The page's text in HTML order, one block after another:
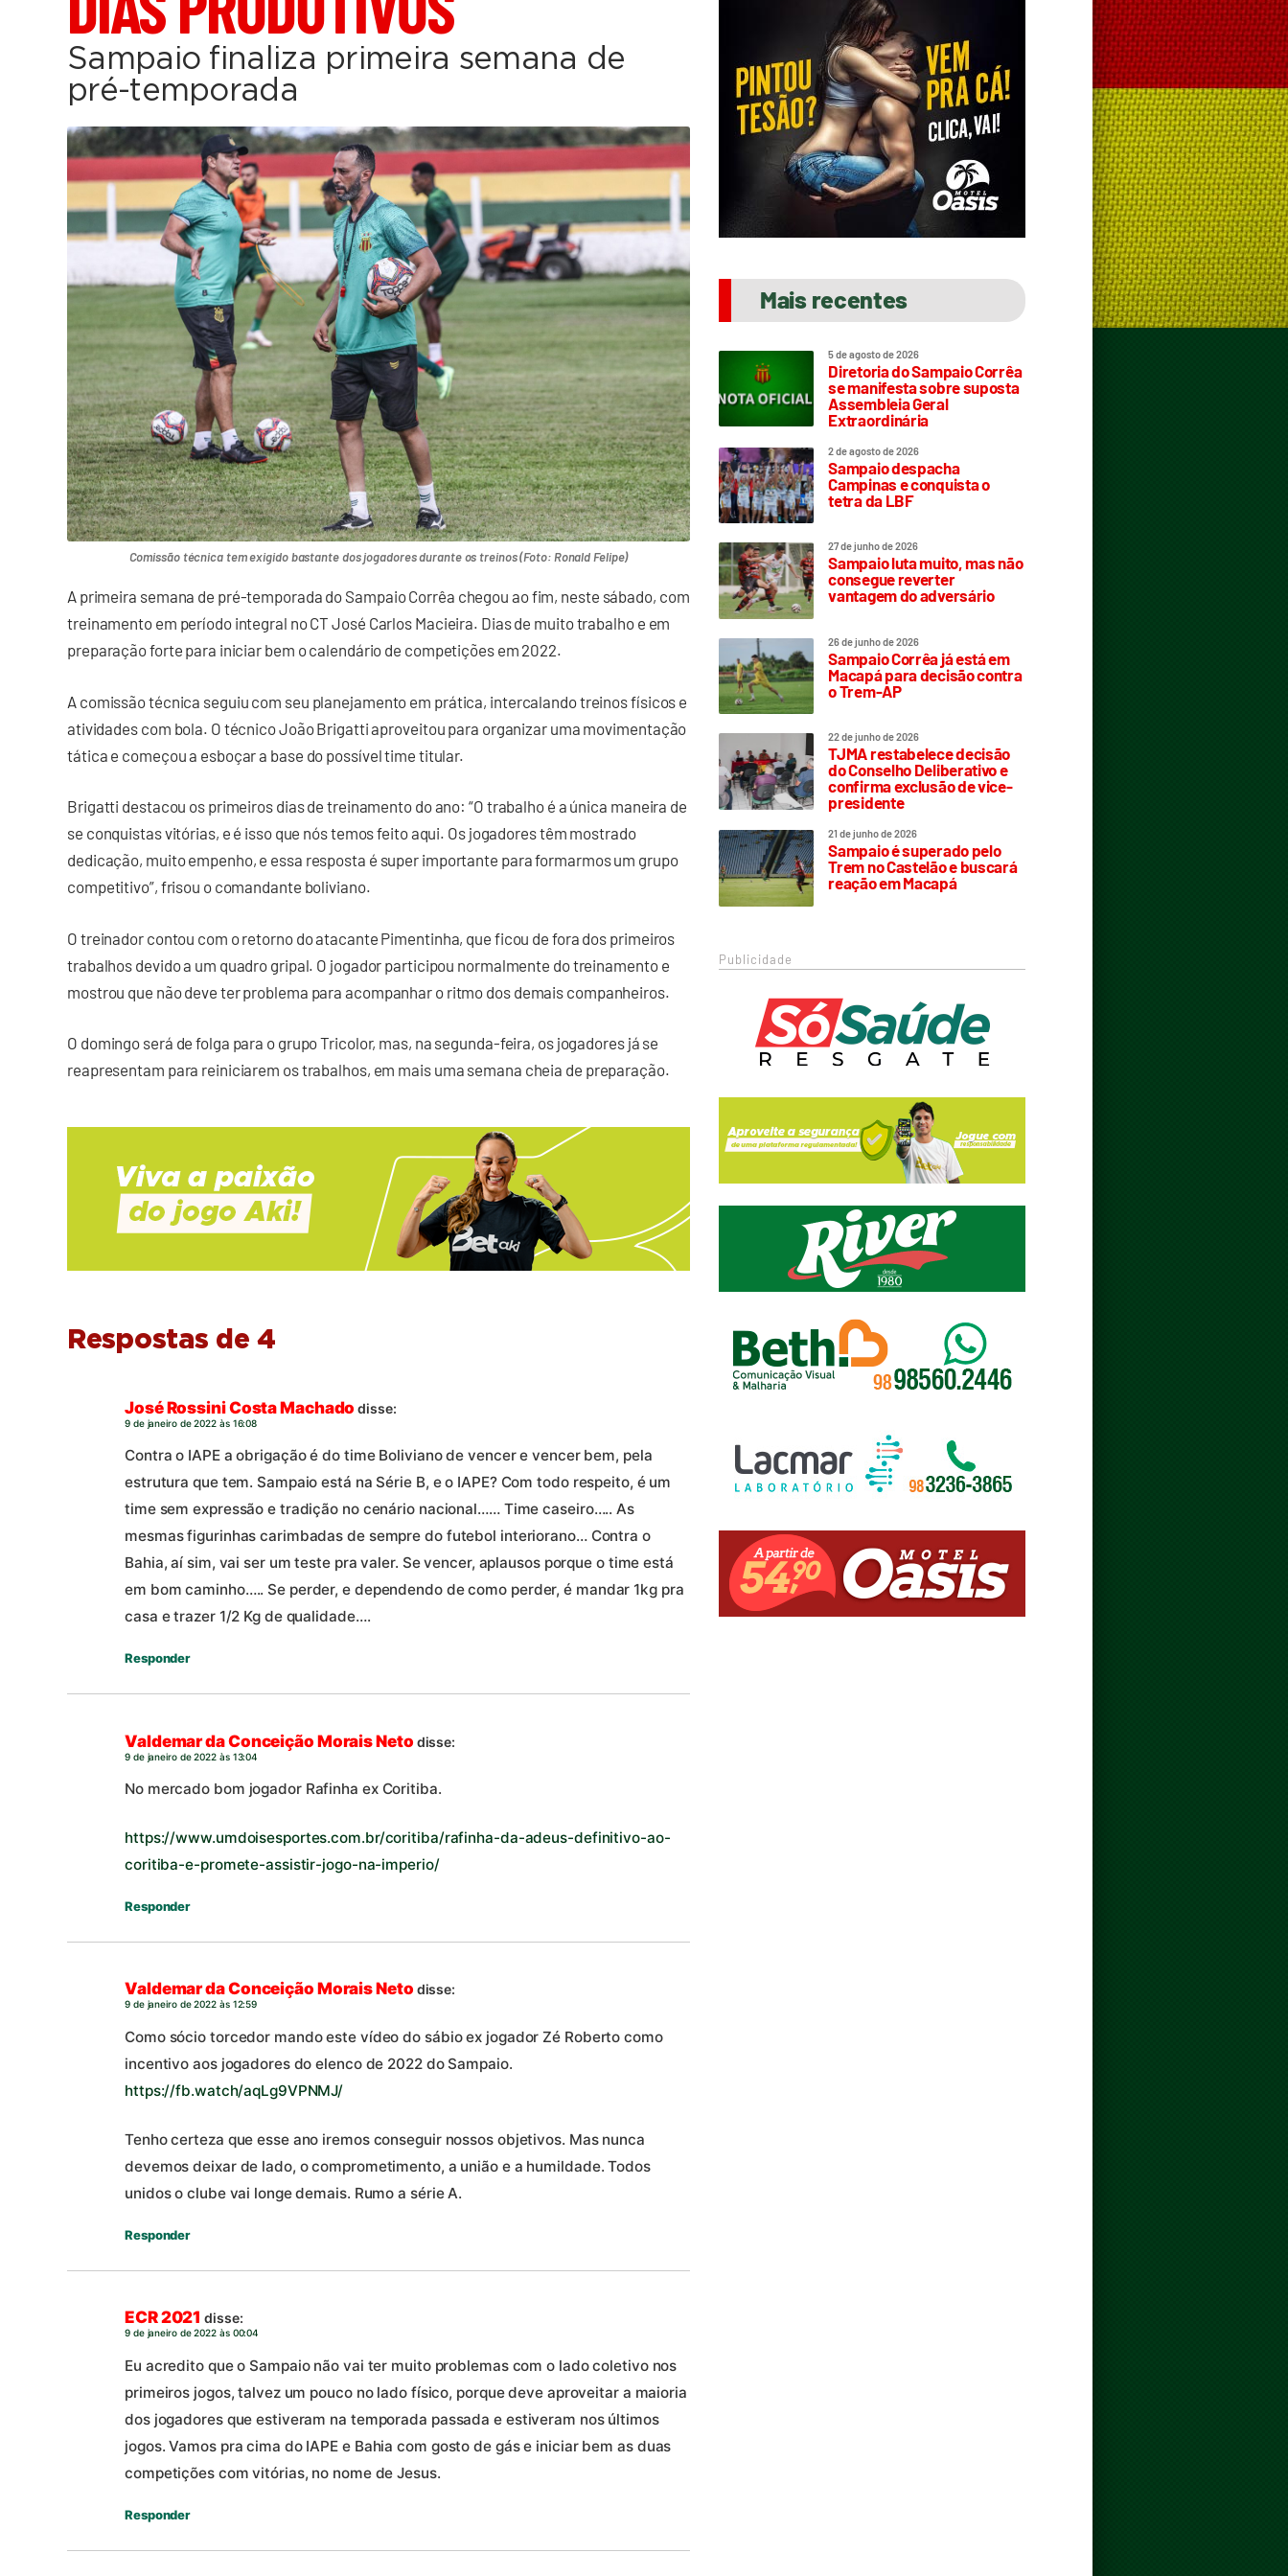
Sampaio finaliza primeira semana de
pré-temporada
Comissão técnica tem exigido bastante dos jogadores durante os treinos (Foto: Ronald Felipe)
A primeira semana de pré-temporada do Sampaio Corrêa chegou ao fim, neste sábado, com
treinamento em período integral no CT José Carlos Macieira. Dias de muito trabalho e em
preparação forte para iniciar bem o calendário de competições em 2022.
A comissão técnica seguiu com seu planejamento em prática, intercalando treinos físicos e
atividades com bola. O técnico João Brigatti aproveitou para organizar uma movimentação
tática e começou a esboçar a base do possível time titular.
Brigatti destacou os primeiros dias de treinamento do ano: “O trabalho é a única maneira de
se conquistas vitórias, e é isso que nós temos feito aqui. Os jogadores têm mostrado
dedicação, muito empenho, e essa resposta é super importante para formarmos um grupo
competitivo”, frisou o comandante boliviano.
O treinador contou com o retorno do atacante Pimentinha, que ficou de fora dos primeiros
trabalhos devido a um quadro gripal. O jogador participou normalmente do treinamento e
mostrou que não deve ter problema para acompanhar o ritmo dos demais companheiros.
O domingo será de folga para o grupo Tricolor, mas, na segunda-feira, os jogadores já se
reapresentam para reiniciarem os trabalhos, em mais uma semana cheia de preparação.
Respostas de 4
José Rossini Costa Machado disse:
9 de janeiro de 2022 às 16:08
Contra o IAPE a obrigação é do time Boliviano de vencer e vencer bem, pela
estrutura que tem. Sampaio está na Série B, e o IAPE? Com todo respeito, é um
time sem expressão e tradição no cenário nacional…… Time caseiro….. As
mesmas figurinhas carimbadas de sempre do futebol interiorano… Contra o
Bahia, aí sim, vai ser um teste pra valer. Se vencer, aplausos porque o time está
em bom caminho….. Se perder, e dependendo de como perder, é mandar 1kg pra
casa e trazer 1/2 Kg de qualidade….
Responder
Valdemar da Conceição Morais Neto disse:
9 de janeiro de 2022 às 13:04
No mercado bom jogador Rafinha ex Coritiba.
https://www.umdoisesportes.com.br/coritiba/rafinha-da-adeus-definitivo-ao-
coritiba-e-promete-assistir-jogo-na-imperio/
Responder
Valdemar da Conceição Morais Neto disse:
9 de janeiro de 2022 às 12:59
Como sócio torcedor mando este vídeo do sábio ex jogador Zé Roberto como
incentivo aos jogadores do elenco de 2022 do Sampaio.
https://fb.watch/aqLg9VPNMJ/
Tenho certeza que esse ano iremos conseguir nossos objetivos. Mas nunca
devemos deixar de lado, o comprometimento, a união e a humildade. Todos
unidos o clube vai longe demais. Rumo a série A.
Responder
ECR 2021 disse:
9 de janeiro de 2022 às 00:04
Eu acredito que o Sampaio não vai ter muito problemas com o lado coletivo nos
primeiros jogos, talvez um pouco no lado físico, porque deve aproveitar a maioria
dos jogadores que estiveram na temporada passada e estiveram nos últimos
jogos. Vamos pra cima do IAPE e Bahia com gosto de gás e iniciar bem as duas
competições com vitórias, no nome de Jesus.
Responder
Mais recentes
5 de agosto de 2026
Diretoria do Sampaio Corrêa
se manifesta sobre suposta
Assembleia Geral
Extraordinária
2 de agosto de 2026
Sampaio despacha
Campinas e conquista o
tetra da LBF
27 de junho de 2026
Sampaio luta muito, mas não
consegue reverter
vantagem do adversário
26 de junho de 2026
Sampaio Corrêa já está em
Macapá para decisão contra
o Trem-AP
22 de junho de 2026
TJMA restabelece decisão
do Conselho Deliberativo e
confirma exclusão de vice-
presidente
21 de junho de 2026
Sampaio é superado pelo
Trem no Castelão e buscará
reação em Macapá
Publicidade